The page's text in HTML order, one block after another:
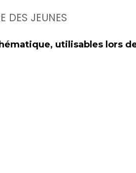
DES JEUNES
utilisables lors